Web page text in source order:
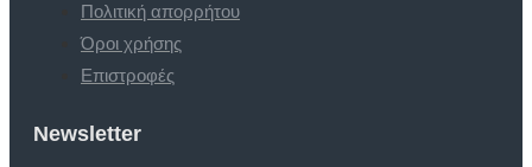
Πολιτική απορρήτου
Όροι χρήσης
Επιστροφές
Newsletter